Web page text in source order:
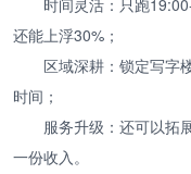
还能上浮30%；
区域深耕：锁定写字
时间；
服务升级：还可以拓
一份收入。